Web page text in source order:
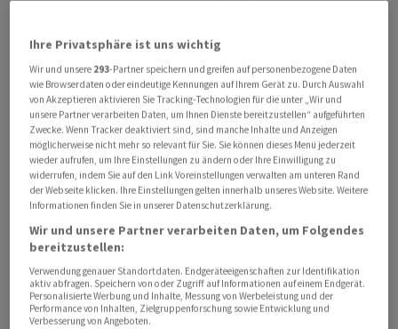
Wildberger (CDU) vertreten. Ausserdem wollen Jochen
Hanebeck, Vorstandsvorsitzender der Infineon
Technologies AG, und Sachsens Ministerpräsident
Michael Kretschmer (CDU) Grussworte halten.
Bau erfolgt in Rekordtempo und ist vorzeitig fertig
Seit dem Spatenstich Anfang Mai 2023 vergingen gerade
einmal drei Jahre bis zur Fertigstellung. Das Werk wird
drei Monate früher als geplant in Betrieb genommen.
Infineon will hier Leistungshalbleiter herstellen, die
unter anderem für Elektroautos, erneuerbare Energien,
Rechenzentren und Industrieanlagen gebraucht
Ihre Privatsphäre ist uns wichtig
Wir und unsere 293-Partner speichern und greifen auf personenbezogene Daten
wie Browserdaten oder eindeutige Kennungen auf Ihrem Gerät zu. Durch Auswahl
von Akzeptieren aktivieren Sie Tracking-Technologien für die unter „Wir und
unsere Partner verarbeiten Daten, um Ihnen Dienste bereitzustellen“ aufgeführten
Zwecke. Wenn Tracker deaktiviert sind, sind manche Inhalte und Anzeigen
möglicherweise nicht mehr so relevant für Sie. Sie können dieses Menü jederzeit
wieder aufrufen, um Ihre Einstellungen zu ändern oder Ihre Einwilligung zu
widerrufen, indem Sie auf den Link Voreinstellungen verwalten am unteren Rand
der Webseite klicken. Ihre Einstellungen gelten innerhalb unseres Website. Weitere
Informationen finden Sie in unserer Datenschutzerklärung.
Wir und unsere Partner verarbeiten Daten, um Folgendes
bereitzustellen:
Verwendung genauer Standortdaten. Endgeräteeigenschaften zur Identifikation
aktiv abfragen. Speichern von oder Zugriff auf Informationen auf einem Endgerät.
Personalisierte Werbung und Inhalte, Messung von Werbeleistung und der
Performance von Inhalten, Zielgruppenforschung sowie Entwicklung und
Verbesserung von Angeboten.